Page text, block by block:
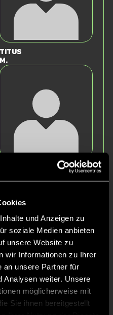
und Anzeigen zu
soziale Medien anbieten
unsere Website zu
wir Informationen zu Ihrer
an unsere Partner für
Analysen weiter. Unsere
möglicherweise mit
Sie ihnen bereitgestellt
Titus
M.
Mats
K.